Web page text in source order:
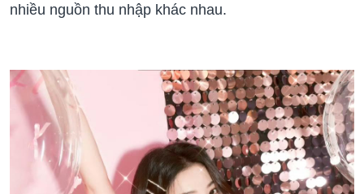
nhiều nguồn thu nhập khác nhau.